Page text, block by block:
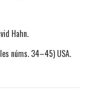
Hahn.
núms. 34–45) USA.